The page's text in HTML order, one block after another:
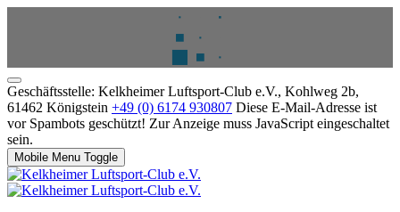
Geschäftsstelle: Kelkheimer Luftsport-Club e.V., Kohlweg 2b,
61462 Königstein +49 (0) 6174 930807 Diese E-Mail-Adresse ist
vor Spambots geschützt! Zur Anzeige muss JavaScript eingeschaltet
sein.
Mobile Menu Toggle